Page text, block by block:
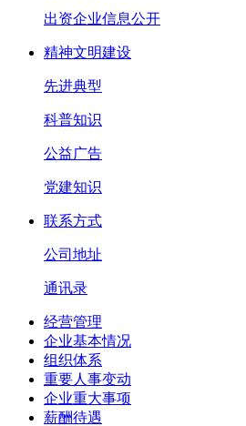
出资企业信息公开
精神文明建设
先进典型
科普知识
公益广告
党建知识
联系方式
公司地址
通讯录
经营管理
企业基本情况
组织体系
重要人事变动
企业重大事项
薪酬待遇